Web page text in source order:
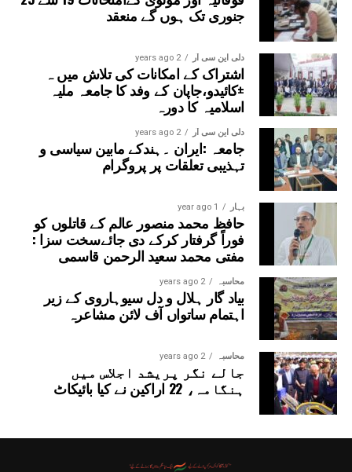
جنوری تک ہوں گے منعقد
دلی این سی آر 2 years ago
اشتراک کے امکانات کی تلاش میں ہ
±کائیدو،جاپان کے وفد کا جامعہ ملیہ
اسلامیہ کا دورہ
دلی این سی آر 2 years ago
جامعہ :ایران ۔ہندکے مابین سیاسی و
تہذیبی تعلقات پر پروگرام
بہار 1 year ago
حافظ محمد منصور عالم کے قاتلوں کو
فوراً گرفتار کرکے دی جائےسخت سزا :
مفتی محمد سعید الرحمن قاسمی
محاسبہ 2 years ago
بیاد گار ہلال و دل سیوہاروی کے زیر
اہتمام ساتواں آف لائن مشاعرہ
محاسبہ 2 years ago
جالے نگر پریشد اجلاس میں
ہنگامہ، 22 اراکین نے کیا بائیکاٹ